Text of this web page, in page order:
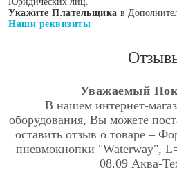
Укажите Плательщика в
Наши реквизиты
Уважаемый
В нашем интернет-
оборудования, Вы можете
оставить отзыв о товаре –
пневмокнопки "Waterway",
08.09 Аква-